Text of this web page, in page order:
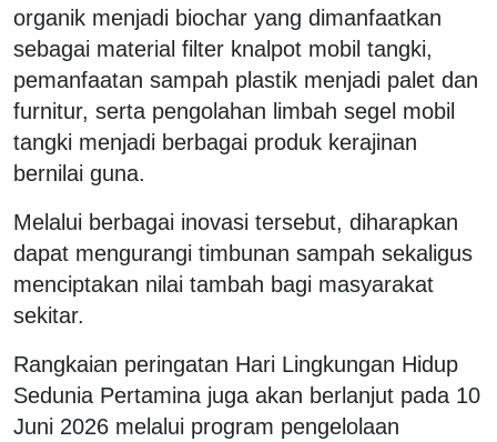
organik menjadi biochar yang dimanfaatkan
sebagai material filter knalpot mobil tangki,
pemanfaatan sampah plastik menjadi palet dan
furnitur, serta pengolahan limbah segel mobil
tangki menjadi berbagai produk kerajinan
bernilai guna.
Melalui berbagai inovasi tersebut, diharapkan
dapat mengurangi timbunan sampah sekaligus
menciptakan nilai tambah bagi masyarakat
sekitar.
Rangkaian peringatan Hari Lingkungan Hidup
Sedunia Pertamina juga akan berlanjut pada 10
Juni 2026 melalui program pengelolaan